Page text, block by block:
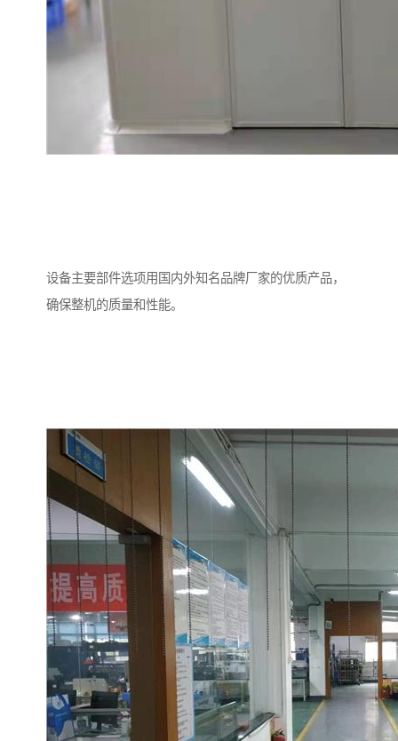
设备主要部件选项用国内外知名品牌厂家的优质产品，
确保整机的质量和性能。